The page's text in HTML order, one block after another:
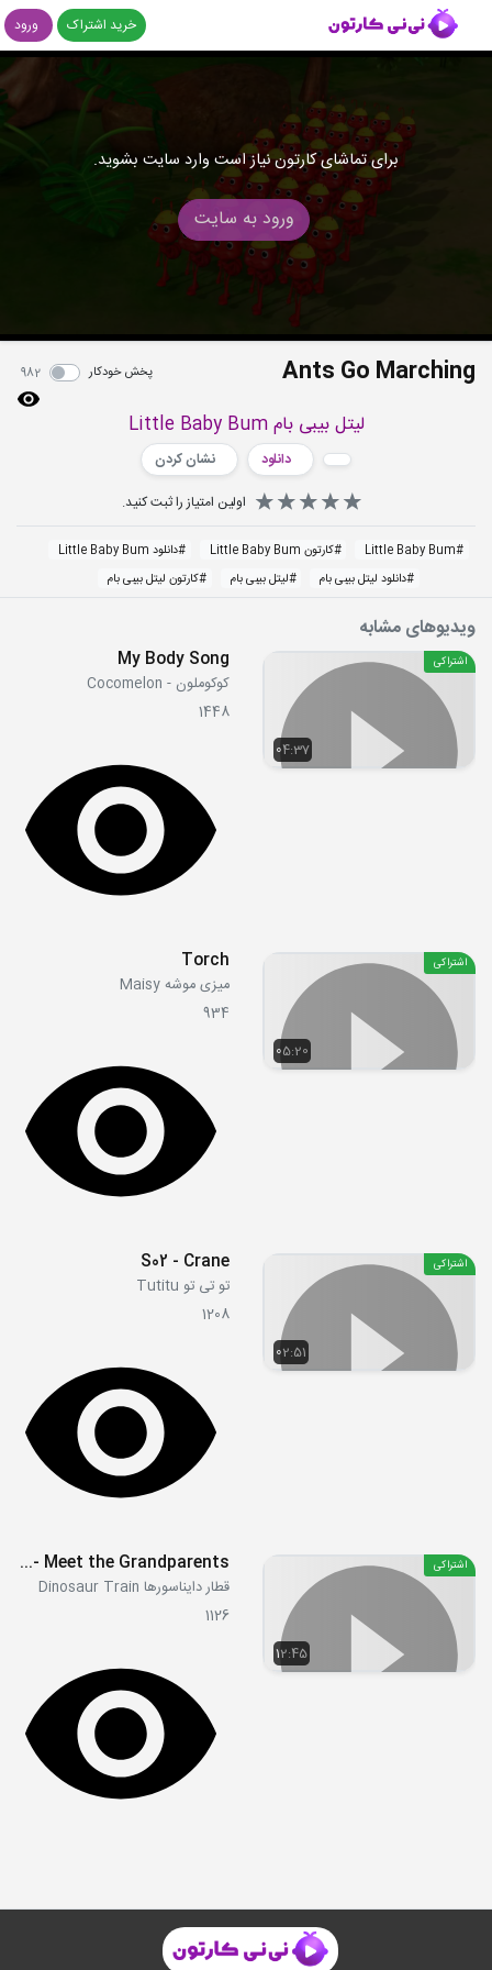
خرید اشتراک ورود
برای تماشای کارتون نیاز است وارد سایت بشوید.
ورود به سایت
Ants Go Marching پخش خودکار 982
لیتل بیبی بام Little Baby Bum
دانلود
نشان کردن
اولین امتیاز را ثبت کنید.
#
Little Baby Bum
#کارتون Little Baby Bum #دانلود Little Baby Bum
#دانلود لیتل بیبی بام #لیتل بیبی بام #کارتون لیتل بیبی بام
ویدیوهای مشابه
04:37
اشتراکی My Body Song
کوکوملون - Cocomelon
1448
05:20
اشتراکی Torch
میزی موشه Maisy
934
02:51
اشتراکی S02 - Crane
تو تی تو Tutitu
1208
12:45
اشتراکی S02E19b - Meet the Grandparents
قطار دایناسورها Dinosaur Train
1126